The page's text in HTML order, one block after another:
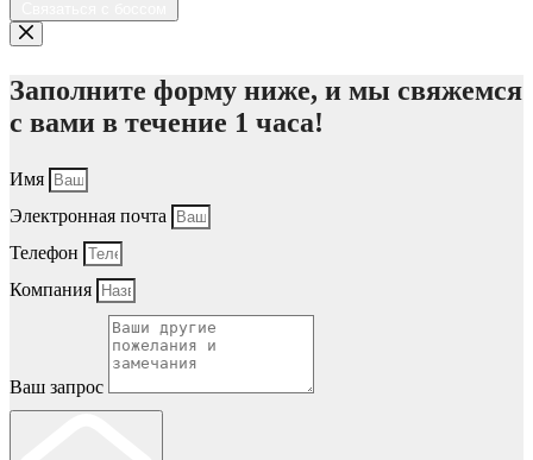
Заполните форму ниже, и мы свяжемся
с вами в течение 1 часа!
Имя
Электронная почта
Телефон
Компания
Ваш запрос